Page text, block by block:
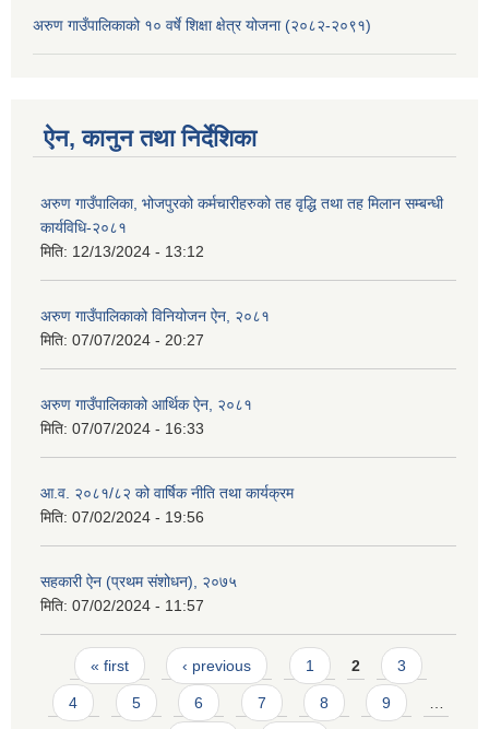
अरुण गाउँपालिकाको १० वर्षे शिक्षा क्षेत्र योजना (२०८२-२०९१)
ऐन, कानुन तथा निर्देशिका
अरुण गाउँपालिका, भोजपुरको कर्मचारीहरुको तह वृद्धि तथा तह मिलान सम्बन्धी
कार्यविधि-२०८१
मिति: 12/13/2024 - 13:12
अरुण गाउँपालिकाको विनियोजन ऐन, २०८१
मिति: 07/07/2024 - 20:27
अरुण गाउँपालिकाको आर्थिक ऐन, २०८१
मिति: 07/07/2024 - 16:33
आ.व. २०८१/८२ को वार्षिक नीति तथा कार्यक्रम
मिति: 07/02/2024 - 19:56
सहकारी ऐन (प्रथम संशोधन), २०७५
मिति: 07/02/2024 - 11:57
Pages
« first ‹ previous 1 2 3
4 5 6 7 8 9